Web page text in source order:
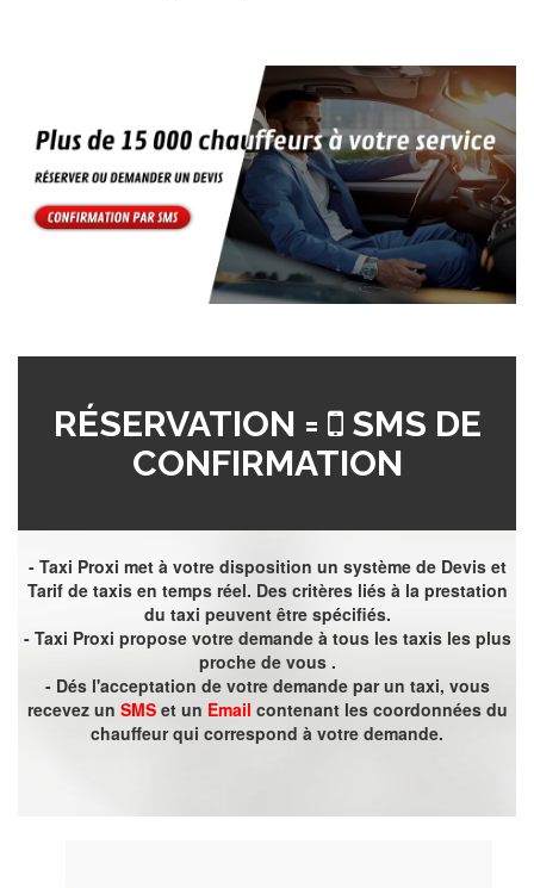
RÉSERVATION =
SMS DE
CONFIRMATION
- Taxi Proxi met à votre disposition un système de Devis et
Tarif de taxis en temps réel. Des critères liés à la prestation
du taxi peuvent être spécifiés.
- Taxi Proxi propose votre demande à tous les taxis les plus
proche de vous .
- Dés l'acceptation de votre demande par un taxi, vous
recevez un SMSet un Email contenant les coordonnées du
chauffeur qui correspond à votre demande.